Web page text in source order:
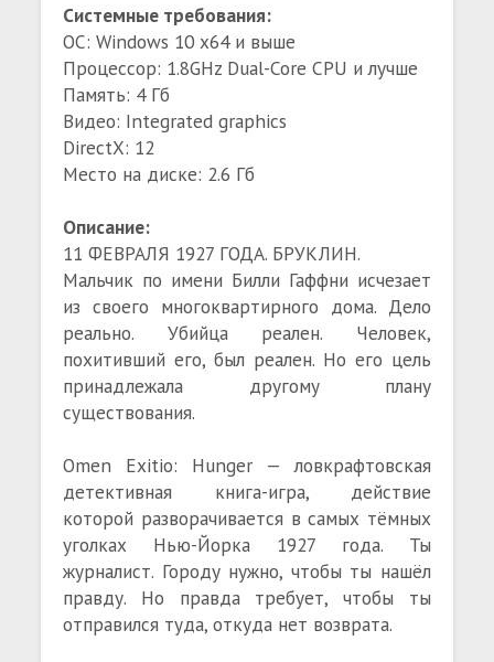
Системные требования:
ОС: Windows 10 x64 и выше
Процессор: 1.8GHz Dual-Core CPU и лучше
Память: 4 Гб
Видео: Integrated graphics
DirectX: 12
Место на диске: 2.6 Гб
Описание:
11 ФЕВРАЛЯ 1927 ГОДА. БРУКЛИН.
Мальчик по имени Билли Гаффни исчезает
из своего многоквартирного дома. Дело
реально. Убийца реален. Человек,
похитивший его, был реален. Но его цель
принадлежала другому плану
существования.
Omen Exitio: Hunger — ловкрафтовская
детективная книга-игра, действие
которой разворачивается в самых тёмных
уголках Нью-Йорка 1927 года. Ты
журналист. Городу нужно, чтобы ты нашёл
правду. Но правда требует, чтобы ты
отправился туда, откуда нет возврата.